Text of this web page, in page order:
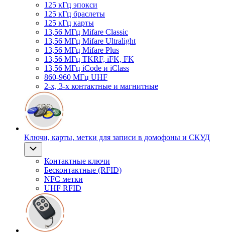
125 кГц эпокси
125 кГц браслеты
125 кГц карты
13,56 МГц Mifare Classic
13,56 МГц Mifare Ultralight
13,56 МГц Mifare Plus
13,56 МГц TKRF, iFK, FK
13,56 МГц iCode и iClass
860-960 МГц UHF
2-х, 3-х контактные и магнитные
Ключи, карты, метки для записи в домофоны и СКУД
Контактные ключи
Бесконтактные (RFID)
NFC метки
UHF RFID